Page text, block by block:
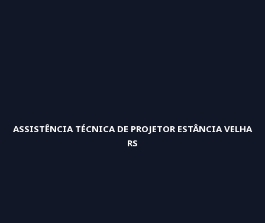
ASSISTÊNCIA TÉCNICA DE PROJETOR ESTÂNCIA VELHA
RS